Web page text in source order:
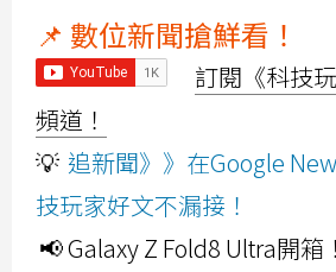
📌 數位新聞搶鮮看！
訂閱《科技
頻道！
💡 追新聞》》在Google
技玩家好文不漏接！
📢 Galaxy Z Fold8 Ultra開